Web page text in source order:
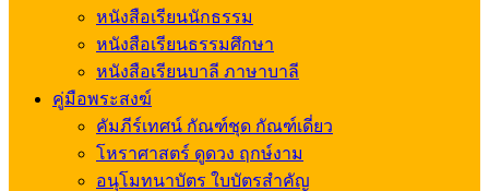
หนังสือเรียนนักธรรม
หนังสือเรียนธรรมศึกษา
หนังสือเรียนบาลี ภาษาบาลี
คู่มือพระสงฆ์
คัมภีร์เทศน์ กัณฑ์ชุด กัณฑ์เดี่ยว
โหราศาสตร์ ดูดวง ฤกษ์งาม
อนุโมทนาบัตร ใบบัตรสำคัญ